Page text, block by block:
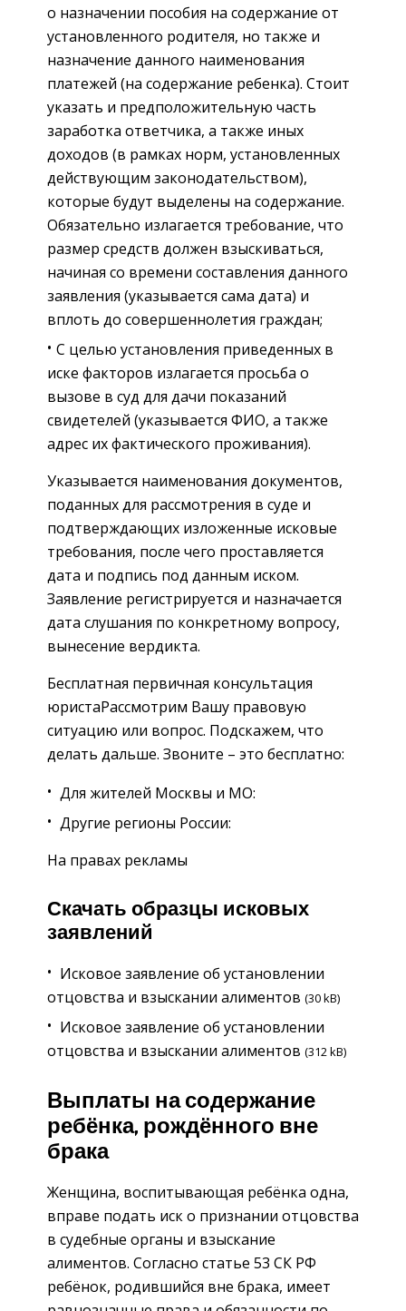
о назначении пособия на содержание от
установленного родителя, но также и
назначение данного наименования
платежей (на содержание ребенка). Стоит
указать и предположительную часть
заработка ответчика, а также иных
доходов (в рамках норм, установленных
действующим законодательством),
которые будут выделены на содержание.
Обязательно излагается требование, что
размер средств должен взыскиваться,
начиная со времени составления данного
заявления (указывается сама дата) и
вплоть до совершеннолетия граждан;
С целью установления приведенных в
иске факторов излагается просьба о
вызове в суд для дачи показаний
свидетелей (указывается ФИО, а также
адрес их фактического проживания).
Указывается наименования документов,
поданных для рассмотрения в суде и
подтверждающих изложенные исковые
требования, после чего проставляется
дата и подпись под данным иском.
Заявление регистрируется и назначается
дата слушания по конкретному вопросу,
вынесение вердикта.
Бесплатная первичная консультация
юристаРассмотрим Вашу правовую
ситуацию или вопрос. Подскажем, что
делать дальше. Звоните – это бесплатно:
Для жителей Москвы и МО:
Другие регионы России:
На правах рекламы
Скачать образцы исковых
заявлений
Исковое заявление об установлении
отцовства и взыскании алиментов (30 kB)
Исковое заявление об установлении
отцовства и взыскании алиментов (312 kB)
Выплаты на содержание
ребёнка, рождённого вне
брака
Женщина, воспитывающая ребёнка одна,
вправе подать иск о признании отцовства
в судебные органы и взыскание
алиментов. Согласно статье 53 СК РФ
ребёнок, родившийся вне брака, имеет